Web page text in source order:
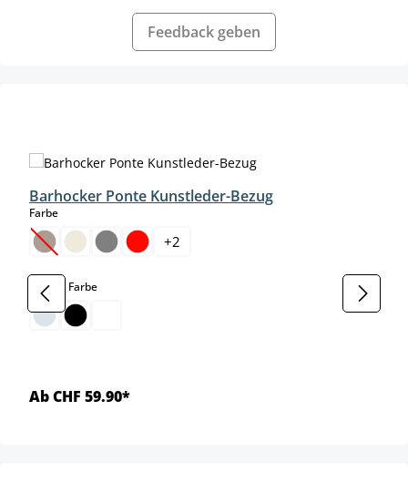
Feedback geben
Barhocker Ponte Kunstleder-Bezug
Farbeauswählen
(Diese Option ist zurzeit nicht verfügbar.)
+2
Gestell Farbeauswählen
Ab CHF 59.90*